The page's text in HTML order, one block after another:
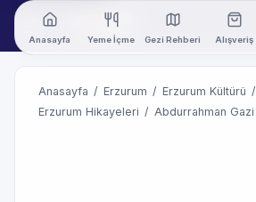
Anasayfa Yeme İçme Gezi Rehberi Alışveriş
Anasayfa / Erzurum / Erzurum Kültürü /
Erzurum Hikayeleri / Abdurrahman Gazi